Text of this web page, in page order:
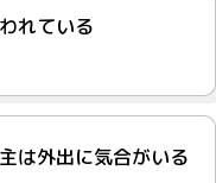
れている
は外出に気合がいる